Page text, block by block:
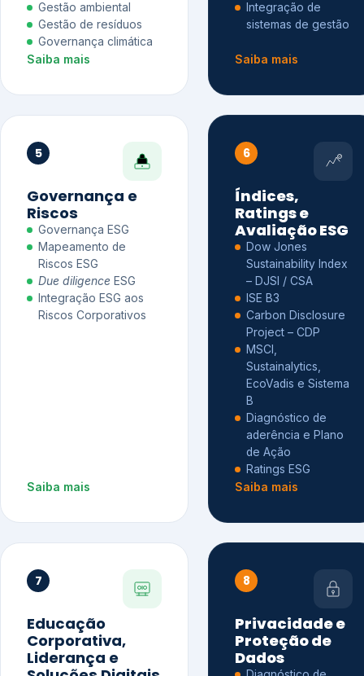
Gestão ambiental
Gestão de resíduos
Governança climática
Saiba mais
Integração de
sistemas de gestão
Saiba mais
5
Governança e
Riscos
Governança ESG
Mapeamento de
Riscos ESG
Due diligence ESG
Integração ESG aos
Riscos Corporativos
Saiba mais
6
Índices,
Ratings e
Avaliação ESG
Dow Jones
Sustainability Index
– DJSI / CSA
ISE B3
Carbon Disclosure
Project – CDP
MSCI,
Sustainalytics,
EcoVadis e Sistema
B
Diagnóstico de
aderência e Plano
de Ação
Ratings ESG
Saiba mais
7
Educação
Corporativa,
Liderança e
8
Privacidade e
Proteção de
Dados